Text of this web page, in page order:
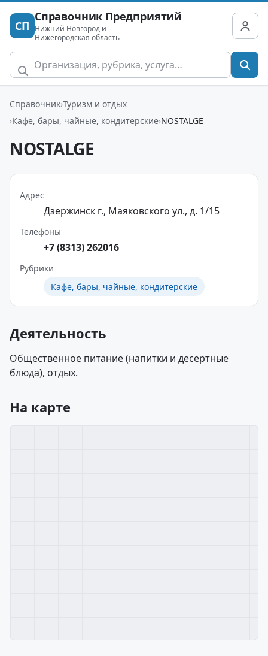
СП
Справочник Предприятий
Нижний Новгород и
Нижегородская область
Справочник Туризм и отдых
Кафе, бары, чайные, кондитерские NOSTALGE
NOSTALGE
Адрес
Дзержинск г., Маяковского ул., д. 1/15
Телефоны
+7 (8313) 262016
Рубрики
Кафе, бары, чайные, кондитерские
Деятельность
Общественное питание (напитки и десертные
блюда), отдых.
На карте